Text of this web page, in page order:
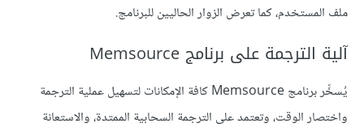
ملف المستخدم، كما تعرض الزوار الحاليين للبرنامج.
آلية الترجمة على برنامج Memsource
يُسخِّر برنامج Memsource كافة الإمكانات لتسهيل عملية الترجمة
واختصار الوقت، وتعتمد على الترجمة السحابية الممتدة، والاستعانة